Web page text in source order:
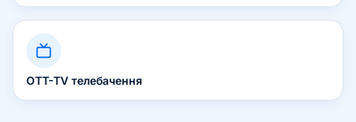
OTT-TV телебачення